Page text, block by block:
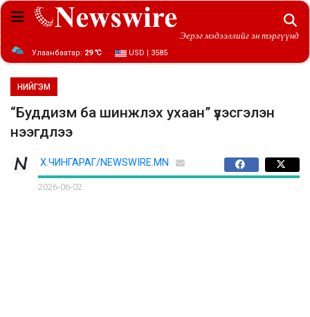
Эерэг мэдээллийг эн тэргүүнд
Улаанбаатар: 29 ℃ USD | 3585
НИЙГЭМ
“Буддизм ба шинжлэх ухаан” үзэсгэлэн
нээгдлээ
Х.ЧИНГАРАГ/NEWSWIRE.MN
2026-06-02